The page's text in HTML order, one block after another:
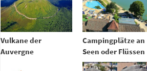
Vulkane der
Auvergne
Campingplätze an
Seen oder Flüssen